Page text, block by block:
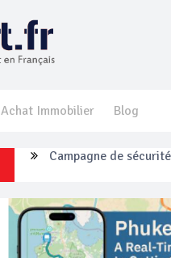
Achat Immobilier Blog
Un touriste français
Phuket Peranakan
‘Phuket Eye’